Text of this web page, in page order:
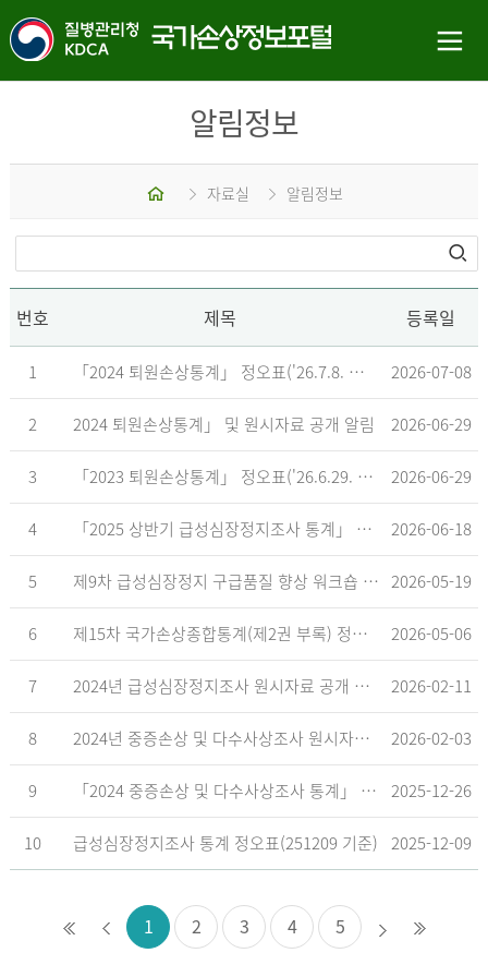
알림정보
홈 자료실 알림정보
번호 제목 등록일
1 「2024 퇴원손상통계」 정오표('26.7.8. 기준) 2026-07-08
2 2024 퇴원손상통계」 및 원시자료 공개 알림 2026-06-29
3 「2023 퇴원손상통계」 정오표('26.6.29. 기준) 2026-06-29
4 「2025 상반기 급성심장정지조사 통계」 공표 2026-06-18
5 제9차 급성심장정지 구급품질 향상 워크숍 개최 안내 2026-05-19
6 제15차 국가손상종합통계(제2권 부록) 정오표('26.5.18. 기준) 2026-05-06
7 2024년 급성심장정지조사 원시자료 공개 알림 2026-02-11
8 2024년 중증손상 및 다수사상조사 원시자료 공개 알림 2026-02-03
9 「2024 중증손상 및 다수사상조사 통계」 공표 2025-12-26
10 급성심장정지조사 통계 정오표(251209 기준) 2025-12-09
1 2 3 4 5